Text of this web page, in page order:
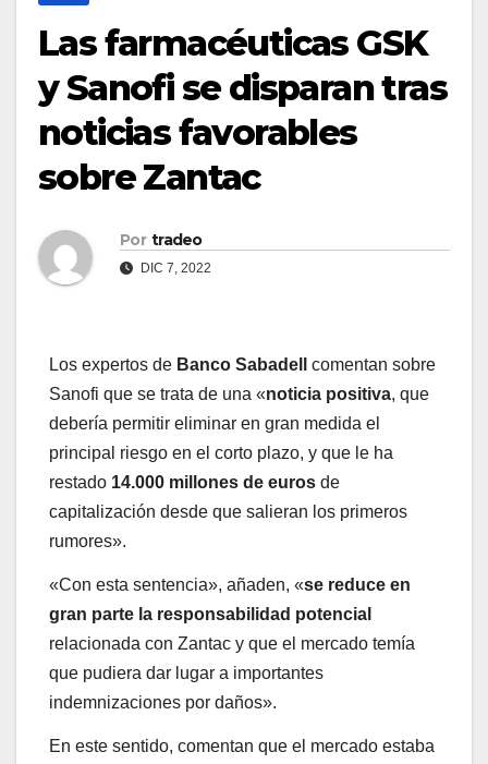
Las farmacéuticas GSK
y Sanofi se disparan tras
noticias favorables
sobre Zantac
Por tradeo
DIC 7, 2022
Los expertos de Banco Sabadell
comentan sobre
Sanofi que se trata de una «noticia positiva, que
debería permitir eliminar en gran medida el
principal riesgo en el corto plazo, y que le ha
restado 14.000 millones de euros de
capitalización desde que salieran los primeros
rumores».
«Con esta sentencia», añaden, «se reduce en
gran parte la responsabilidad potencial
relacionada con Zantac y que el mercado temía
que pudiera dar lugar a importantes
indemnizaciones por daños».
En este sentido, comentan que el mercado estaba